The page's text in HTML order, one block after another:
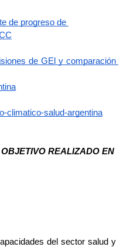
de progreso de
de GEl y comparación
climatico-salud-argentina
REALIZADO EN
del sector salud y